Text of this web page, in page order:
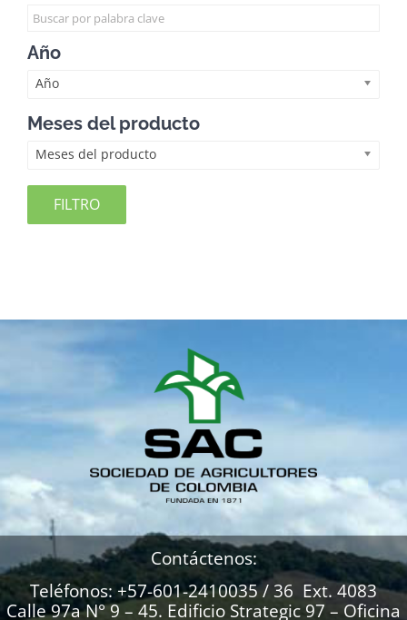
Año
Año
Meses del producto
Meses del producto
FILTRO
Contáctenos:
Teléfonos: +57-601-2410035 / 36 Ext. 4083
Calle 97a N° 9 – 45. Edificio Strategic 97 – Oficina